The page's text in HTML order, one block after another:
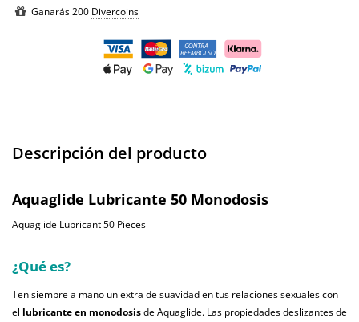
Ganarás 200 Divercoins
Descripción del producto
Aquaglide Lubricante 50 Monodosis
Aquaglide Lubricant 50 Pieces
¿Qué es?
Ten siempre a mano un extra de suavidad en tus relaciones sexuales con
el lubricante en monodosisde Aquaglide. Las propiedades deslizantes de